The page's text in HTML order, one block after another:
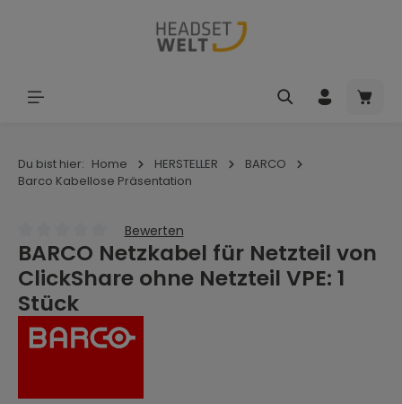
Zum Hauptinhalt springen
Du bist hier: Home HERSTELLER
BARCO
Barco Kabellose Präsentation
Durchschnittliche Bewertung von 0 von 5 Sternen
Bewerten
BARCO Netzkabel für Netzteil von
ClickShare ohne Netzteil VPE: 1
Stück